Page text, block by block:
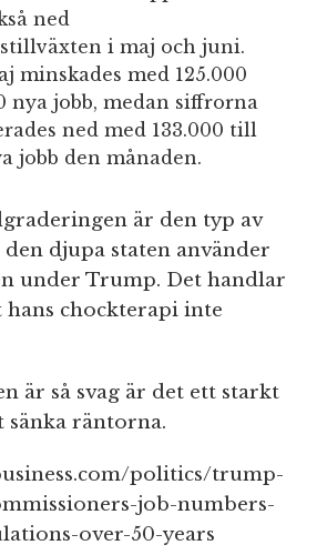
ned
i maj och juni.
minskades med 125.000
nya jobb, medan siffrorna
ned med 133.000 till
jobb den månaden.
är den typ av
djupa staten använder
under Trump. Det handlar
hans chockterapi inte
är så svag är det ett starkt
räntorna.
politics/trump-
job-numbers-
over-50-years